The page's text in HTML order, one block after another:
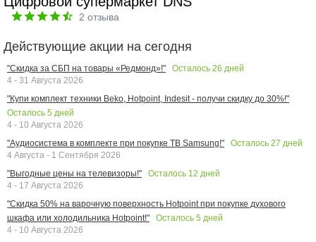
2 отзыва
Действующие акции на сегодня
"Скидка за СБП на товары «Редмонд»!" Осталось 26 дней
4 - 31 Августа 2026
"Купи комплект техники Beko, Hotpoint, Indesit - получи скидку до 30%!"
Осталось 5 дней
4 - 10 Августа 2026
"Аудиосистема в комплекте при покупке ТВ Samsung!"
Осталось 27 дней
4 Августа - 1 Сентября 2026
"Выгодные цены на телевизоры!"
Осталось 12 дней
4 - 17 Августа 2026
"Скидка 50% на варочную поверхность Hotpoint при покупке духового
шкафа или холодильника Hotpoint!"
Осталось 5 дней
4 - 10 Августа 2026